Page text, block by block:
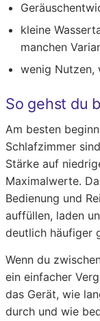
kleine
manchen
wenig Nutzen,
So gehst du
Am besten
Schlafzimmer
Stärke auf
Maximalwerte.
Bedienung und
auffüllen, laden
deutlich häufiger
Wenn du
ein einfacher
das Gerät, wie
durch und wie